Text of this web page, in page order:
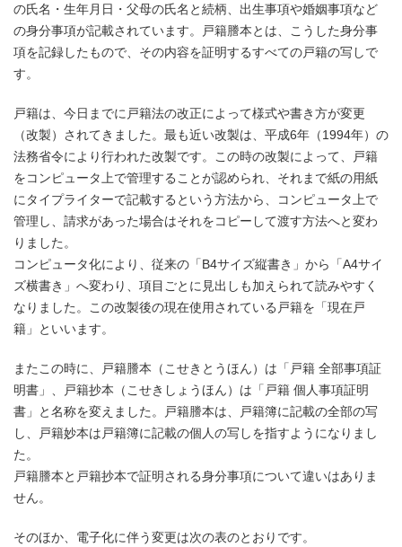
の氏名・生年月日・父母の氏名と続柄、出生事項や婚姻事項など
の身分事項が記載されています。戸籍謄本とは、こうした身分事
項を記録したもので、その内容を証明するすべての戸籍の写しで
す。
戸籍は、今日までに戸籍法の改正によって様式や書き方が変更
（改製）されてきました。最も近い改製は、平成6年（1994年）の
法務省令により行われた改製です。この時の改製によって、戸籍
をコンピュータ上で管理することが認められ、それまで紙の用紙
にタイプライターで記載するという方法から、コンピュータ上で
管理し、請求があった場合はそれをコピーして渡す方法へと変わ
りました。
コンピュータ化により、従来の「B4サイズ縦書き」から「A4サイ
ズ横書き」へ変わり、項目ごとに見出しも加えられて読みやすく
なりました。この改製後の現在使用されている戸籍を「現在戸
籍」といいます。
またこの時に、戸籍謄本（こせきとうほん）は「戸籍 全部事項証
明書」、戸籍抄本（こせきしょうほん）は「戸籍 個人事項証明
書」と名称を変えました。戸籍謄本は、戸籍簿に記載の全部の写
し、戸籍妙本は戸籍簿に記載の個人の写しを指すようになりまし
た。
戸籍謄本と戸籍抄本で証明される身分事項について違いはありま
せん。
そのほか、電子化に伴う変更は次の表のとおりです。